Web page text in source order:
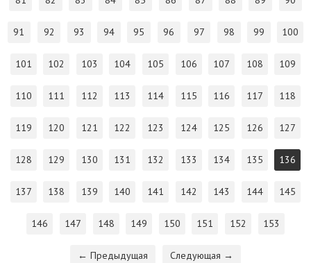
91 92 93 94 95 96 97 98 99 100
101 102 103 104 105 106 107 108 109
110 111 112 113 114 115 116 117 118
119 120 121 122 123 124 125 126 127
128 129 130 131 132 133 134 135 136
137 138 139 140 141 142 143 144 145
146 147 148 149 150 151 152 153
← Предыдущая Следующая →